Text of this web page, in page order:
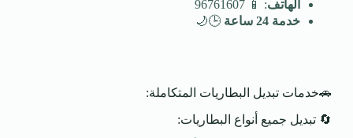
الهاتف: 📱 96761607
خدمة 24 ساعة
🕒🌙
🚗خدمات تبديل البطاريات المتكاملة:
🔄 تبديل جميع أنواع البطاريات: